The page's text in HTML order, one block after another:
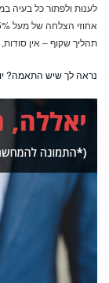
לענות ולפתור כל בעיה
אחוזי הצלחה של מעל 95%
תהליך שקוף – אין
נראה לך שיש התאמה?